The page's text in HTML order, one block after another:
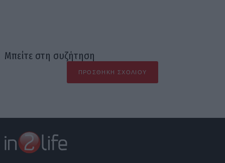
Μπείτε στη συζήτηση
ΠΡΟΣΘΉΚΗ ΣΧΟΛΊΟΥ